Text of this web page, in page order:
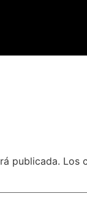
publicada. Los